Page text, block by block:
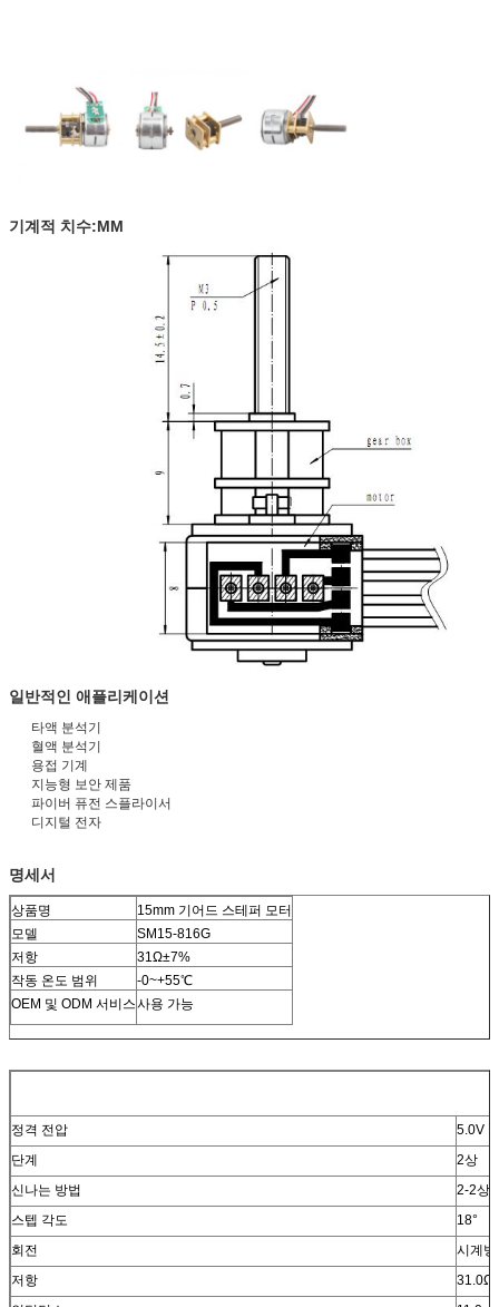
기계적 치수:MM
일반적인 애플리케이션
타액 분석기
혈액 분석기
용접 기계
지능형 보안 제품
파이버 퓨전 스플라이서
디지털 전자
명세서
상품명
15mm 기어드 스테퍼 모터
모델
SM15-816G
저항
31Ω±7%
작동 온도 범위
-0~+55℃
OEM 및 ODM 서비스사용 가능
정격 전압
5.0V
단계
2상
신나는 방법
2-2상
스텝 각도
18°
회전
시계
저항